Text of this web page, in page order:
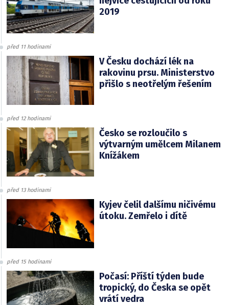
2019
před 11 hodinami
V Česku dochází lék na
rakovinu prsu. Ministerstvo
přišlo s neotřelým řešením
před 12 hodinami
Česko se rozloučilo s
výtvarným umělcem Milanem
Knížákem
před 13 hodinami
Kyjev čelil dalšímu ničivému
útoku. Zemřelo i dítě
před 15 hodinami
Počasí: Příští týden bude
tropický, do Česka se opět
vrátí vedra